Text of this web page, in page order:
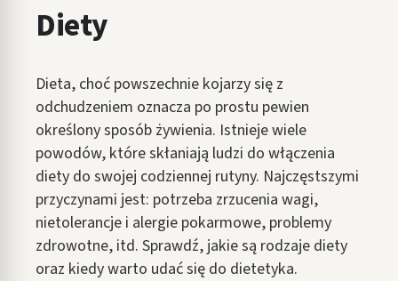
submenu: Kosmetyki
submenu: Sprzęt medyczny
submenu: Intymne
submenu: Wellness
Diety
Dieta, choć powszechnie kojarzy się z
odchudzeniem oznacza po prostu pewien
określony sposób żywienia. Istnieje wiele
powodów, które skłaniają ludzi do włączenia
diety do swojej codziennej rutyny. Najczęstszymi
przyczynami jest: potrzeba zrzucenia wagi,
nietolerancje i alergie pokarmowe, problemy
zdrowotne, itd. Sprawdź, jakie są rodzaje diety
oraz kiedy warto udać się do dietetyka.